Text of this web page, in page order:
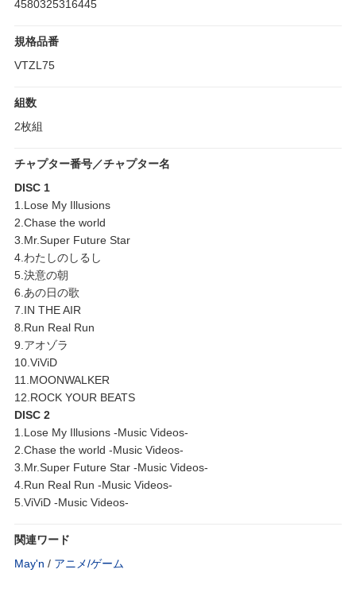
4580325316445
規格品番
VTZL75
組数
2枚組
チャプター番号／チャプター名
DISC 1
1.Lose My Illusions
2.Chase the world
3.Mr.Super Future Star
4.わたしのしるし
5.決意の朝
6.あの日の歌
7.IN THE AIR
8.Run Real Run
9.アオゾラ
10.ViViD
11.MOONWALKER
12.ROCK YOUR BEATS
DISC 2
1.Lose My Illusions -Music Videos-
2.Chase the world -Music Videos-
3.Mr.Super Future Star -Music Videos-
4.Run Real Run -Music Videos-
5.ViViD -Music Videos-
関連ワード
May'n / アニメ/ゲーム